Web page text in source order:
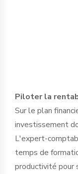
Piloter la
Sur le plan
investissement
L'expert-
temps de
productivité pour